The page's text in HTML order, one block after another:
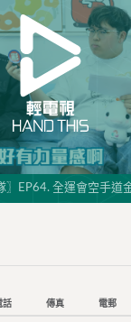
〗EP64. 全運會空手道
話 傳真 電郵